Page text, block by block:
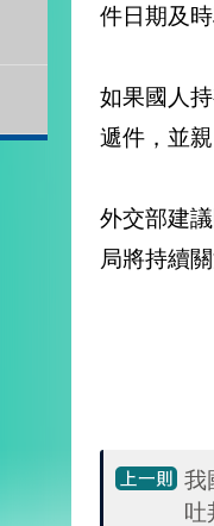
件日期及時
如果國人
遞件，並
外交部建
局將持續
我
吐